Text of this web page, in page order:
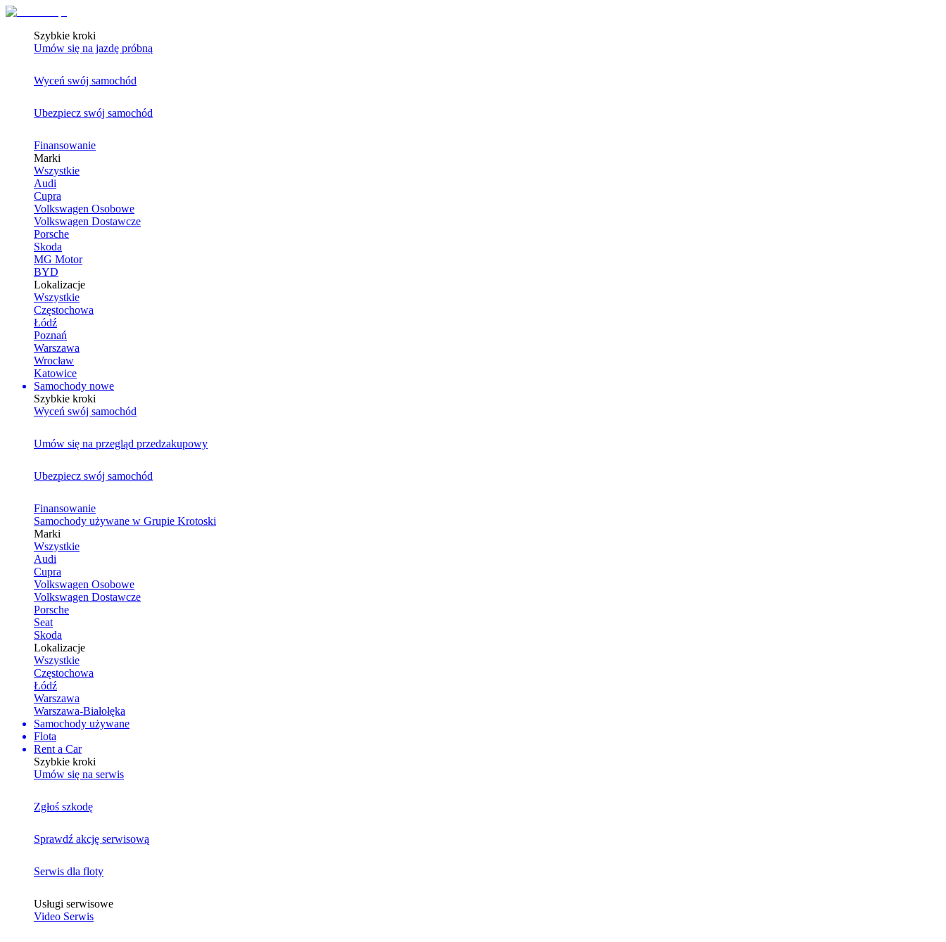
Szybkie kroki
Umów się na jazdę próbną
Wyceń swój samochód
Ubezpiecz swój samochód
Finansowanie
Marki
Wszystkie
Audi
Cupra
Volkswagen Osobowe
Volkswagen Dostawcze
Porsche
Skoda
MG Motor
BYD
Lokalizacje
Wszystkie
Częstochowa
Łódź
Poznań
Warszawa
Wrocław
Katowice
Samochody nowe
Szybkie kroki
Wyceń swój samochód
Umów się na przegląd przedzakupowy
Ubezpiecz swój samochód
Finansowanie
Samochody używane w Grupie Krotoski
Marki
Wszystkie
Audi
Cupra
Volkswagen Osobowe
Volkswagen Dostawcze
Porsche
Seat
Skoda
Lokalizacje
Wszystkie
Częstochowa
Łódź
Warszawa
Warszawa-Białołęka
Samochody używane
Flota
Rent a Car
Szybkie kroki
Umów się na serwis
Zgłoś szkodę
Sprawdź akcję serwisową
Serwis dla floty
Usługi serwisowe
Video Serwis